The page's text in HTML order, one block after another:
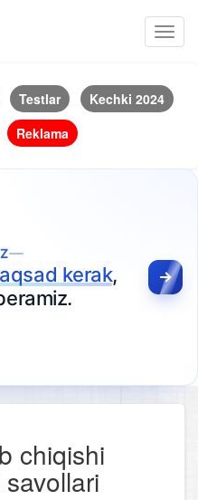
Testlar
Kechki 2024
Reklama
kerak,
chiqishi